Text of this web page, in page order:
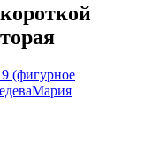
(фигурное
Мария